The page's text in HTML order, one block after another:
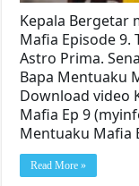
Kepala Bergetar
Mafia Episode
Astro Prima.
Bapa Mentuaku
Download video
Mafia Ep 9
Mentuaku Mafia
Read More »